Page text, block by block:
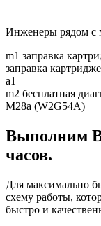
Инженеры рядом c
m1 заправка
заправка
a1
m2 бесплатная
M28a (W2G54A)
Выполним
часов.
Для максимально
схему работы,
быстро и